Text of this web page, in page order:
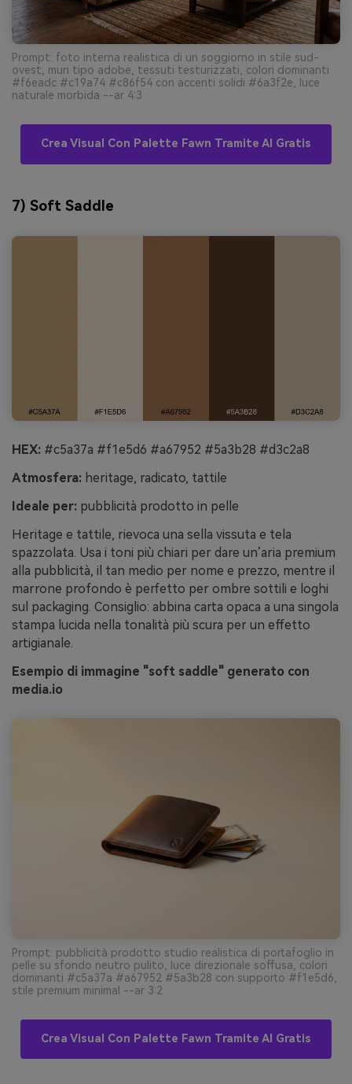
Prompt: foto interna realistica di un soggiorno in stile sud-
ovest, muri tipo adobe, tessuti testurizzati, colori dominanti
#f6eadc #c19a74 #c86f54 con accenti solidi #6a3f2e, luce
naturale morbida --ar 4:3
Crea Visual Con Palette Fawn Tramite AI Gratis
7) Soft Saddle
HEX: #c5a37a #f1e5d6 #a67952 #5a3b28 #d3c2a8
Atmosfera: heritage, radicato, tattile
Ideale per: pubblicità prodotto in pelle
Heritage e tattile, rievoca una sella vissuta e tela
spazzolata. Usa i toni più chiari per dare un’aria premium
alla pubblicità, il tan medio per nome e prezzo, mentre il
marrone profondo è perfetto per ombre sottili e loghi
sul packaging. Consiglio: abbina carta opaca a una singola
stampa lucida nella tonalità più scura per un effetto
artigianale.
Esempio di immagine "soft saddle" generato con
media.io
Prompt: pubblicità prodotto studio realistica di portafoglio in
pelle su sfondo neutro pulito, luce direzionale soffusa, colori
dominanti #c5a37a #a67952 #5a3b28 con supporto #f1e5d6,
stile premium minimal --ar 3:2
Crea Visual Con Palette Fawn Tramite AI Gratis